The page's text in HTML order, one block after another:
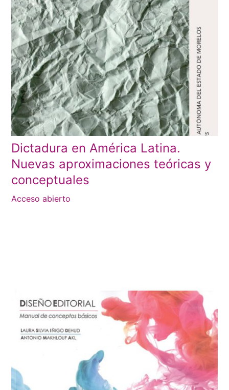
Dictadura en América Latina.
Nuevas aproximaciones teóricas y
conceptuales
Acceso abierto